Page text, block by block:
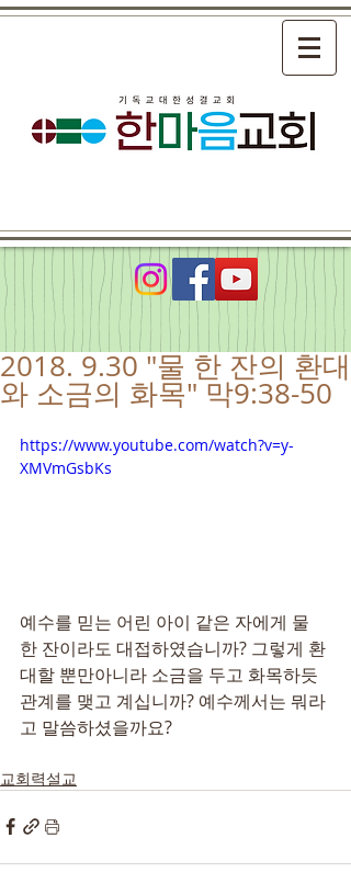
2018. 9.30 "물 한 잔의 환대
와 소금의 화목" 막9:38-50
https://www.youtube.com/watch?v=y-
XMVmGsbKs
예수를 믿는 어린 아이 같은 자에게 물
한 잔이라도 대접하였습니까? 그렇게 환
대할 뿐만아니라 소금을 두고 화목하듯
관계를 맺고 계십니까? 예수께서는 뭐라
고 말씀하셨을까요?
교회력설교